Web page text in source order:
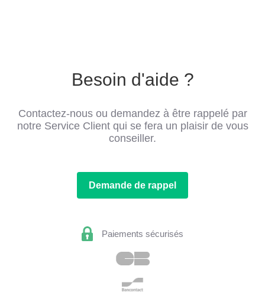
Besoin d'aide ?
Contactez-nous ou demandez à être rappelé par
notre Service Client qui se fera un plaisir de vous
conseiller.
Demande de rappel
Paiements sécurisés